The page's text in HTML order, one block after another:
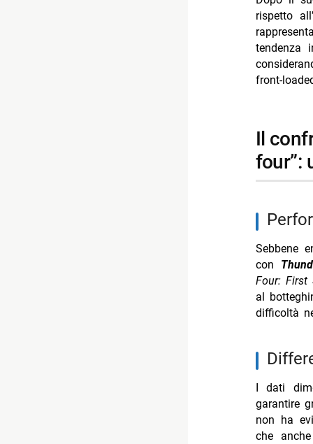
rispetto
tendenza
front-
il confronto tra “thunderbolts” e “the fantastic
four”:
Sebbene
con
Four: First
al
difficoltà
I dati
garantire
non ha
che